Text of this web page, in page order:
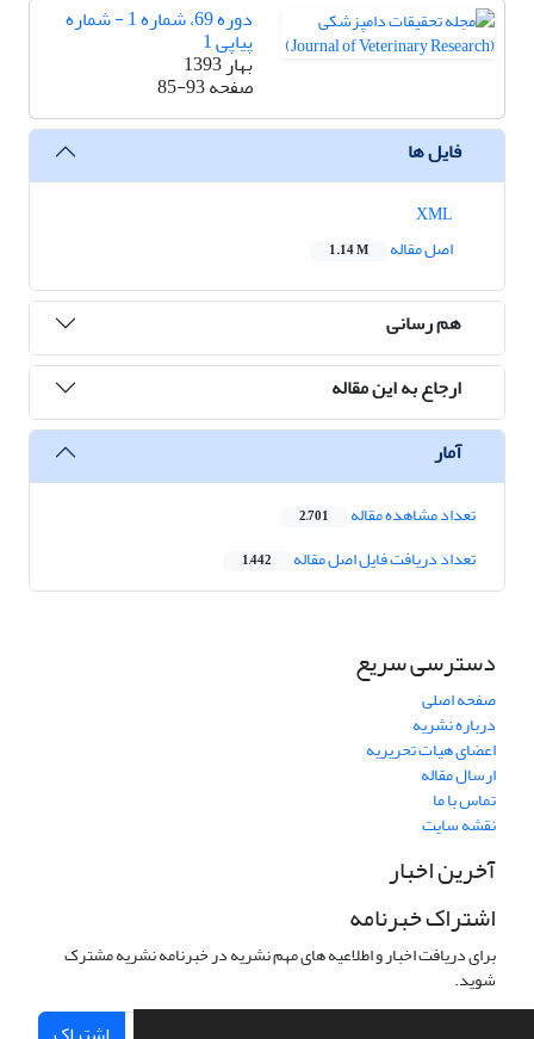
دوره 69، شماره 1 - شماره
پیاپی 1
بهار 1393
صفحه85-93
فایل ها
اصل مقاله
1.14 M
هم رسانی
ارجاع به این مقاله
آمار
تعداد مشاهده مقاله 2,701
تعداد دریافت فایل اصل مقاله 1,442
دسترسی سریع
صفحه اصلی
درباره نشریه
اعضای هیات تحریریه
ارسال مقاله
تماس با ما
نقشه سایت
آخرین اخبار
اشتراک خبرنامه
برای دریافت اخبار و اطلاعیه های مهم نشریه در خبرنامه نشریه مشترک
شوید.